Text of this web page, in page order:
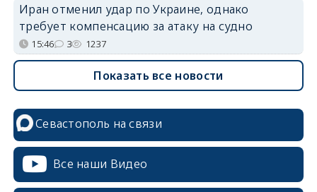
Иран отменил удар по Украине, однако
требует компенсацию за атаку на судно
15:46 3 1237
Показать все новости
Севастополь на связи
Все наши Видео